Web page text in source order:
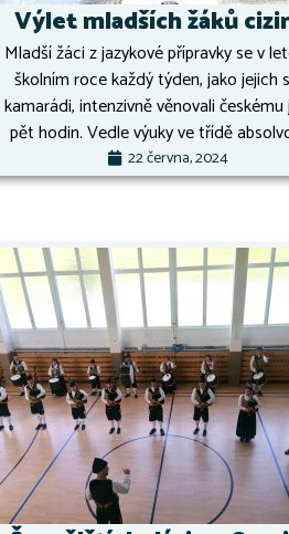
Výlet mladších žáků
Mladší žáci z jazykové přípravky se v
školním roce každý týden, jako jejich
kamarádi, intenzivně věnovali českému
pět hodin. Vedle výuky ve třídě
22 června, 2024